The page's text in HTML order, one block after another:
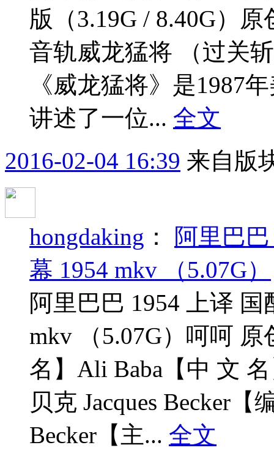
版（3.19G / 8.40G）
音轨威龙猛将 （过关
《威龙猛将》是1987
讲述了一位... 全文
2016-02-04 16:39 来自版
hongdaking ： 阿里巴
幕 1954 mkv （5.07G）
阿里巴巴 1954 上译
mkv （5.07G）呵呵
名】Ali Baba【中 文
贝克 Jacques Becker
Becker【主... 全文